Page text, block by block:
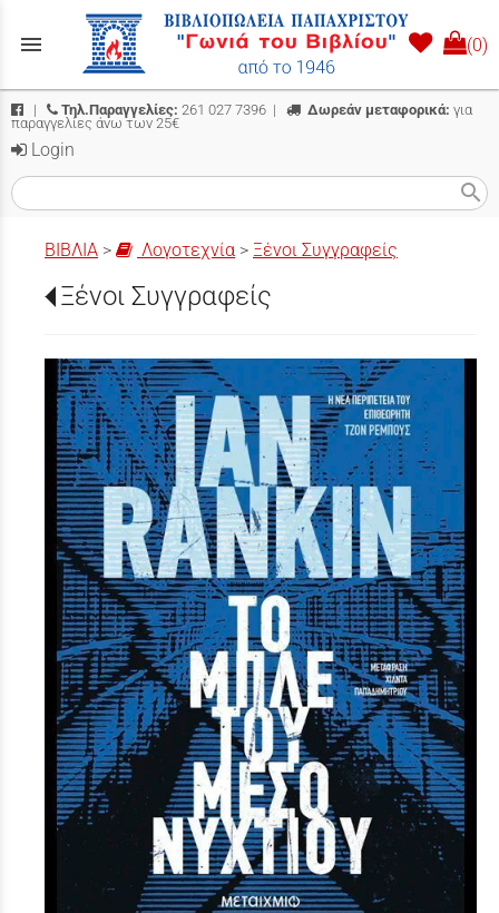
menu (0)
| Τηλ.Παραγγελίες: 261 027 7396 | Δωρεάν μεταφορικά: για
παραγγελίες άνω των 25€
Login
search
ΒΙΒΛΙΑ > Λογοτεχνία > Ξένοι Συγγραφείς
Ξένοι Συγγραφείς